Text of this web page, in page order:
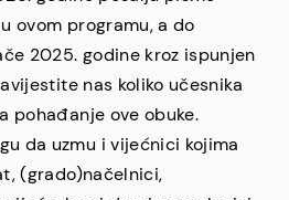
ovom programu, a do
2025. godine kroz ispunjen
nas koliko učesnika
pohađanje ove obuke.
da uzmu i vijećnici kojima
(grado)načelnici,